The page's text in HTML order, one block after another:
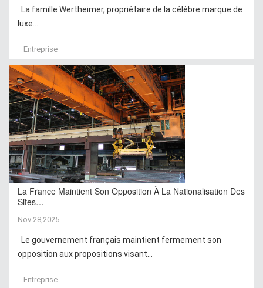
La famille Wertheimer, propriétaire de la célèbre marque de
luxe...
Entreprise
La France Maintient Son Opposition À La Nationalisation Des
Sites…
Nov 28,2025
Le gouvernement français maintient fermement son
opposition aux propositions visant...
Entreprise